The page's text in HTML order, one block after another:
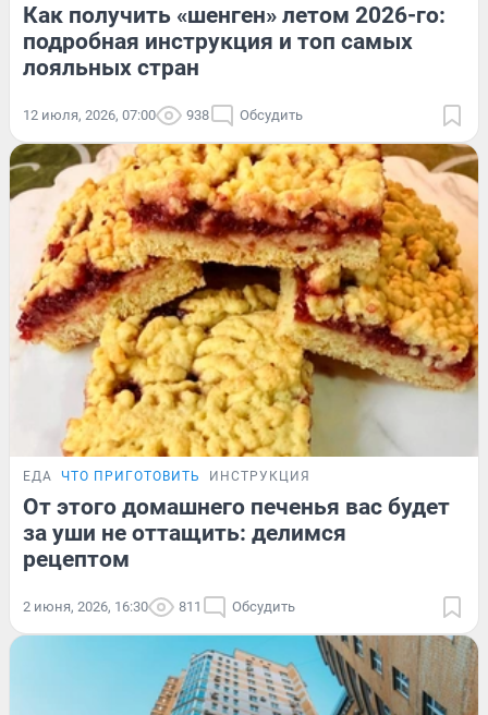
Как получить «шенген» летом 2026-го:
подробная инструкция и топ самых
лояльных стран
12 июля, 2026, 07:00 938 Обсудить
ЕДА ЧТО ПРИГОТОВИТЬ ИНСТРУКЦИЯ
От этого домашнего печенья вас будет
за уши не оттащить: делимся
рецептом
2 июня, 2026, 16:30 811 Обсудить